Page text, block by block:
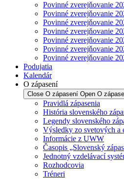
Povinné zverejňovanie
Povinné zverejňovanie
Povinné zverejňovanie
Povinné zverejňovanie
Povinné zverejňovanie
Povinné zverejňovanie
Povinné zverejňovanie
Podujatia
Kalendár
O zápasení
Close O zápasení Open O
Pravidlá zápasenia
História slovenského
Legendy slovenského
Výsledky zo svetových a
Informácie z UWW
Časopis „Slovenský
Jednotný vzdelávací
Rozhodcovia
Tréneri